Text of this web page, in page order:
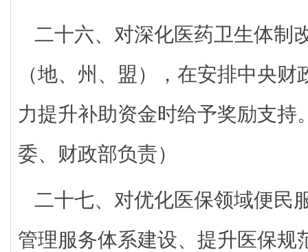
二十六、对深化医药卫生体制
（地、州、盟），在安排中央
力提升补助资金时给予奖励支持
委、财政部负责）
二十七、对优化医保领域便民
管理服务体系建设、提升医保规